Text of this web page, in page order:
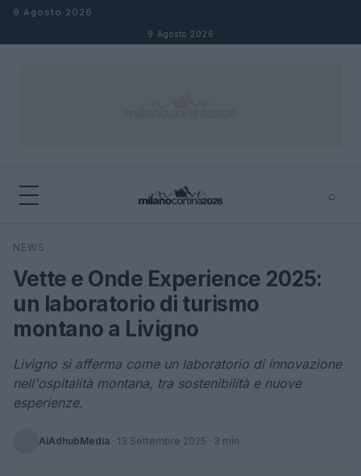
Salta al contenuto
9 Agosto 2026
9 Agosto 2026
⌕
Cerca
NEWS
Vette e Onde Experience 2025:
un laboratorio di turismo
montano a Livigno
Livigno si afferma come un laboratorio di innovazione
nell'ospitalità montana, tra sostenibilità e nuove
esperienze.
AiAdhubMedia · 13 Settembre 2025 · 3 min